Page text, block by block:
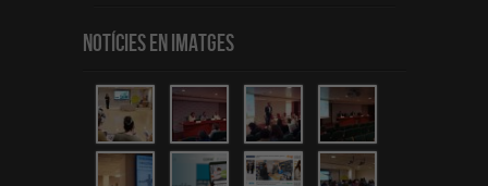
Notícies en Imatges